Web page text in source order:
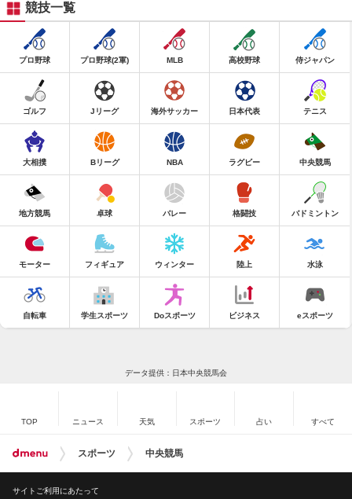
競技一覧
プロ野球 プロ野球(2軍) MLB 高校野球 侍ジャパン
ゴルフ Jリーグ 海外サッカー 日本代表 テニス
大相撲 Bリーグ NBA ラグビー 中央競馬
地方競馬 卓球 バレー 格闘技 バドミントン
モーター フィギュア ウィンター 陸上 水泳
自転車 学生スポーツ Doスポーツ ビジネス eスポーツ
データ提供：日本中央競馬会
TOP ニュース 天気 スポーツ 占い すべて
スポーツ 中央競馬
サイトご利用にあたって